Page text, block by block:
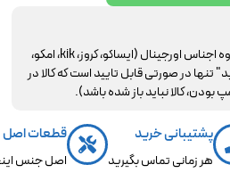
درخواست مرجوع کردن کالا در گروه اجناس اورجینال (ایساکو، کروز، kik، امکو،
تنها در صورتی قابل تایید است که کالا در
کالا نباید باز شده باشد).
پشتیبانی خرید
هر زمانی تماس بگیرید
قطعات اصل
اصل جنس